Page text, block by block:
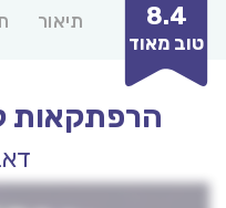
8.4
טוב מאוד
תיאור
הרפתקאות